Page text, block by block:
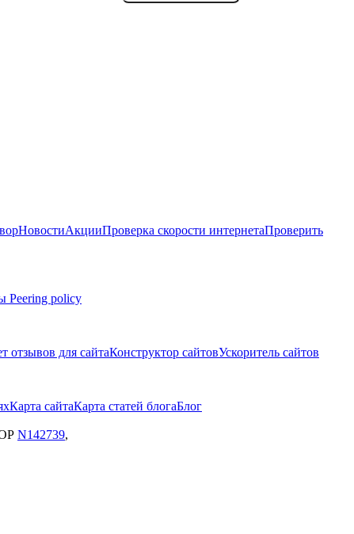
НовостиАкцииПроверка скорости интернетаПроверить
Peering policy
отзывов для сайтаКонструктор сайтовУскоритель сайтов
Карта сайтаКарта статей блогаБлог
N142739,